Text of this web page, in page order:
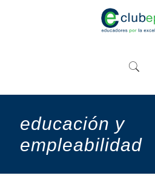
educación y
empleabilidad